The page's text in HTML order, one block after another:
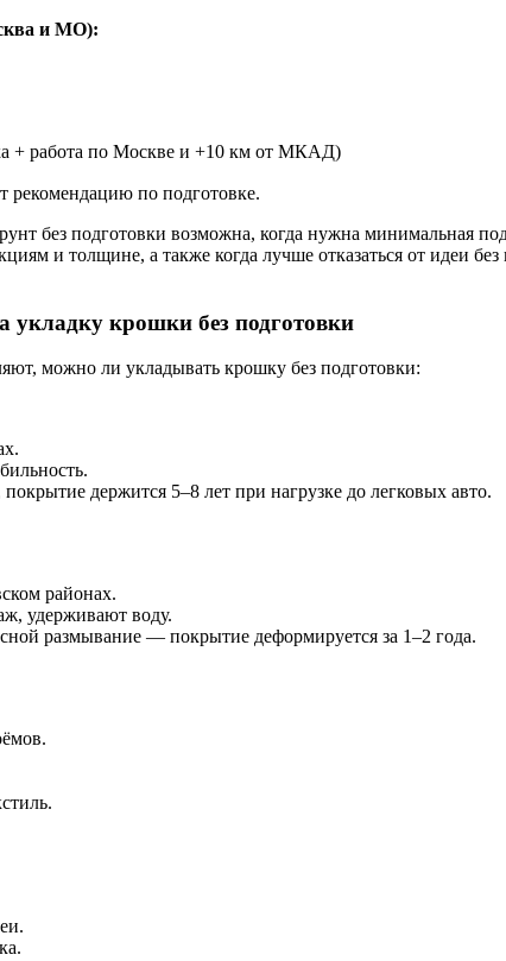
и МО):
+ работа по Москве и +10 км от МКАД)
рекомендацию по подготовке.
без подготовки возможна, когда нужна минимальная
и толщине, а также когда лучше отказаться от идеи
укладку крошки без подготовки
можно ли укладывать крошку без подготовки:
держится 5–8 лет при нагрузке до легковых авто.
районах.
удерживают воду.
размывание — покрытие деформируется за 1–2 года.